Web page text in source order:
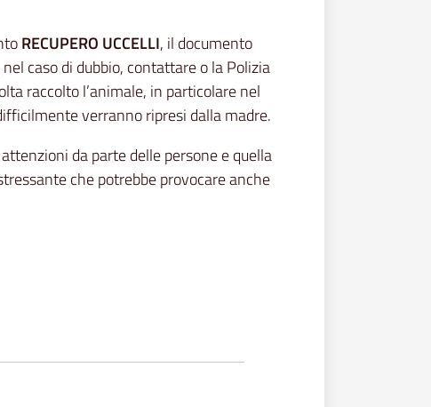
RECUPERO UCCELLI, il documento
nel caso di dubbio, contattare o la Polizia
raccolto l’animale, in particolare nel
verranno ripresi dalla madre.
da parte delle persone e quella
che potrebbe provocare anche